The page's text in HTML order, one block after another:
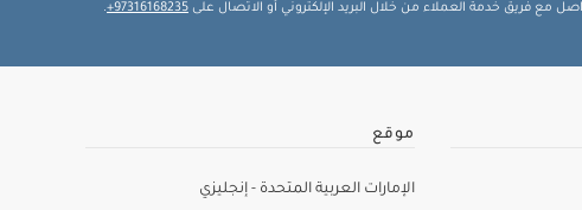
مع فريق خدمة العملاء من خلال البريد الإلكتروني أو الاتصال على 97316168235+
.
موقع
الإمارات العربية المتحدة - إنجليزي